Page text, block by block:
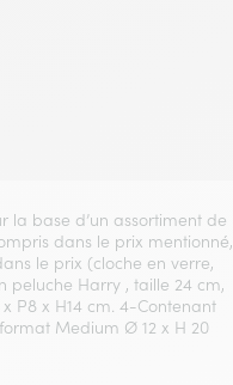
la base d’un assortiment de
dans le prix mentionné,
le prix (cloche en verre,
peluche Harry , taille 24 cm,
P8 x H14 cm. 4-Contenant
Medium Ø 12 x H 20